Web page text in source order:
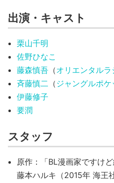
出演・キャスト
栗山千明
佐野ひなこ
藤森慎吾 （オリエンタルラ
斉藤慎二 （ ジャングルポケ
伊藤修子
要潤
スタッフ
原作：「BL漫画家ですけ
藤本ハルキ（2015年 海王社